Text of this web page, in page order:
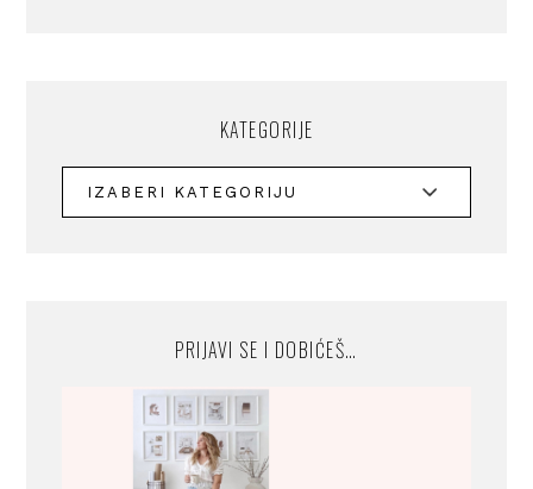
KATEGORIJE
PRIJAVI SE I DOBIĆEŠ…